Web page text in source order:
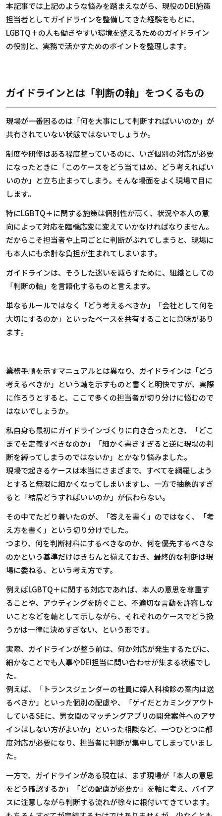
本記事では上記のような悩みを踏まえながら、現役のDEI施策
担当者としてガイドラインを整備してきた経験をもとに、
LGBTQ＋の人も働きやすい環境を整えるためのガイドライン
の役割と、実務で活かすためのポイントを整理します。
ガイドラインとは「判断の軸」をつくるもの
現場が一番困るのは「何を大事にして判断すればいいのか」が
共有されていない状態ではないでしょうか。
制度や研修はある程度整っているのに、いざ個別の対応が必要
になったときに「このケースをどう当てはめ、どう考えればい
いのか」と立ち止まってしまう。そんな場面をよく現場で目に
します。
特にLGBTQ＋に関する施策は個別性が高く、状況や本人の意
向によって対応を臨機応変に変えていかなければなりません。
だからこそ担当者や上司ごとに判断がぶれてしまうと、現場に
も本人にも余計な負担が生まれてしまいます。
ガイドラインは、そうした迷いを減らすために、組織としての
「判断の軸」を言語化するものと言えます。
単なるルールではなく「どう考えるべきか」「会社として何を
大切にするのか」といったベースを共有することに意味があり
ます。
業務手順を示すマニュアルとは異なり、ガイドラインは「どう
考えるべきか」という軸を示すものと書くと明快ですが、実際
に作ろうとすると、ここで多くの担当者が切り分けに悩むので
はないでしょうか。
私自身も最初にガイドラインづくりに向き合ったとき、「どこ
までを定義すべきなのか」「細かく書きすぎると逆に現場の判
断を縛ってしまうのではないか」とかなり悩みました。
現場で起きるケースは本当にさまざまで、すべてを網羅しよう
とすると無限に細かくなってしまいますし、一方で抽象的すぎ
ると「結局どうすればいいのか」が伝わらない。
その中でたどり着いたのが、「答えを書く」のではなく、「考
え方を書く」という切り分けでした。
つまり、何を判断材料にするべきなのか、何を優先するべきな
のかという基準だけはきちんと揃えておき、最終的な判断は現
場に委ねる、という考え方です。
例えばLGBTQ＋に関する対応であれば、本人の意思を尊重す
ることや、アウティングを防ぐこと、不適切な言動を許容しな
いことなどを軸として示しながら、それぞれのケースでどう扱
うかは一律に決めすぎない、という形です。
実際、ガイドラインが整う前は、何か対応が発生するたびに、
細かなことでも人事やDEI担当に問い合わせが集まる状態でし
た。
例えば、「トランスジェンダーの社員に婦人科検診の案内は送
るべきか」といった個別の配慮や、「ゲイだとカミングアウト
しているSEに、男女間のマッチングアプリの開発案件へのアサ
インはしない方がよいか」といった相談など、一つひとつに都
度対応が必要になり、担当者に判断が集中してしまっていまし
た。
一方で、ガイドラインがある現在は、まず現場が「本人の意思
をどう確認するか」「どの配慮が必要か」を軸に考え、バイア
スに注意しながら判断する流れが徐々に根付いてきています。